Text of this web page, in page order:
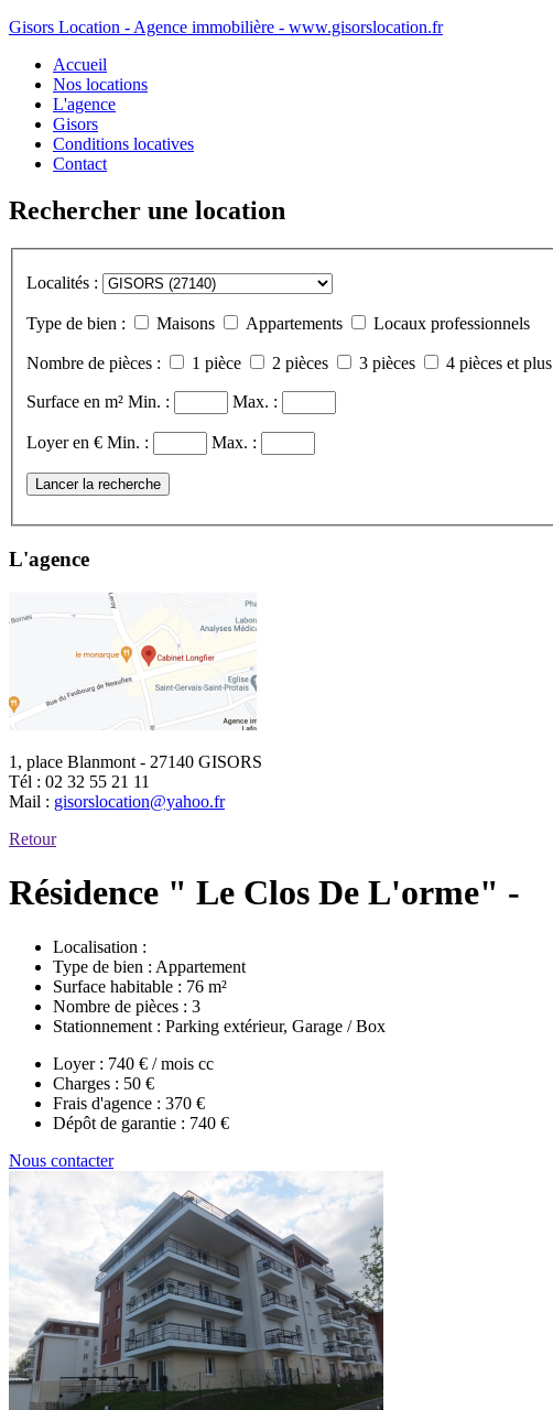
Gisors Location - Agence immobilière - www.gisorslocation.fr
Accueil
Nos locations
L'agence
Gisors
Conditions locatives
Contact
Rechercher une location
Localités :
Type de bien : Maisons Appartements Locaux professionnels
Nombre de pièces : 1 pièce 2 pièces 3 pièces 4 pièces et plus
Surface en m² Min. : Max. :
Loyer en € Min. : Max. :
Lancer la recherche
L'agence
1, place Blanmont - 27140 GISORS
Tél : 02 32 55 21 11
Mail : gisorslocation@yahoo.fr
Retour
Résidence " Le Clos De L'orme" -
Localisation :
Type de bien : Appartement
Surface habitable : 76 m²
Nombre de pièces : 3
Stationnement : Parking extérieur, Garage / Box
Loyer : 740 € / mois cc
Charges : 50 €
Frais d'agence : 370 €
Dépôt de garantie : 740 €
Nous contacter